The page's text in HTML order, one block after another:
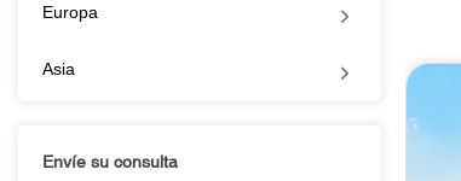
Europa
Asia
Envíe su consulta